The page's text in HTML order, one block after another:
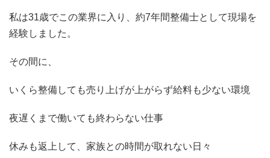
私は31歳でこの業界に入り、約7年間整備士として現場を
経験しました。
その間に、
いくら整備しても売り上げが上がらず給料も少ない環境
夜遅くまで働いても終わらない仕事
休みも返上して、家族との時間が取れない日々